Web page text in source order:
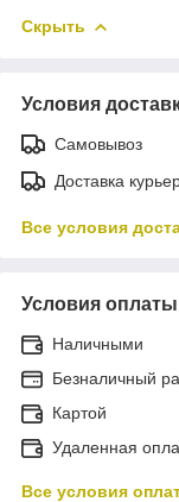
Скрыть
Условия
Самовывоз
Доставка
Все условия
Условия оплаты
Наличными
Безналичный
Картой
Удаленная
Все условия